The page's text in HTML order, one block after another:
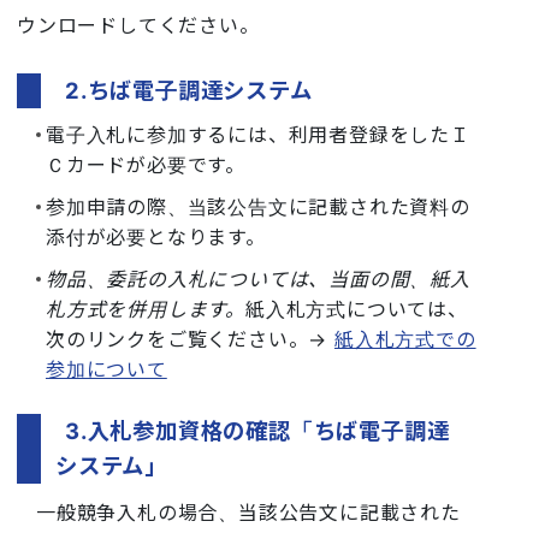
ウンロードしてください。
2.ちば電子調達システム
電子入札に参加するには、利用者登録をしたＩ
Ｃカードが必要です。
参加申請の際、当該公告文に記載された資料の
添付が必要となります。
物品、委託の入札については、当面の間、紙入
札方式を併用します。 紙入札方式については、
次のリンクをご覧ください。→ 紙入札方式での
参加について
3.入札参加資格の確認「ちば電子調達
システム」
一般競争入札の場合、当該公告文に記載された